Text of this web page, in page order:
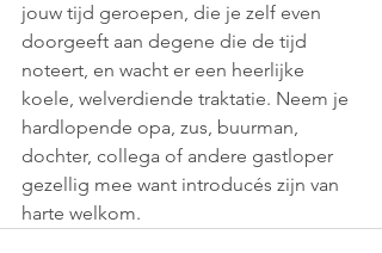
jouw tijd geroepen, die je zelf even
doorgeeft aan degene die de tijd
noteert, en wacht er een heerlijke
koele, welverdiende traktatie. Neem je
hardlopende opa, zus, buurman,
dochter, collega of andere gastloper
gezellig mee want introducés zijn van
harte welkom.